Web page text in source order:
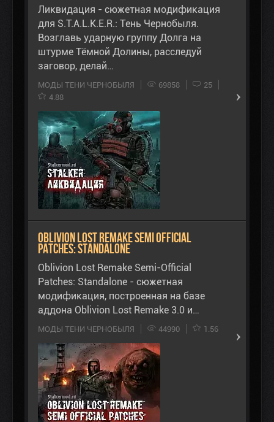
Ликвидация - сюжетная модификация
для S.T.A.L.K.E.R.: Тень Чернобыля.
Возглавь ударную группу Долга на
штурме Тёмной Долины, расследуй
заговор, делай…
МОДЫ ТЕНИ ЧЕРНОБЫЛЯ 69858
25
4.88
Oblivion Lost Remake Semi Official
Patches: Standalone
Oblivion Lost Remake Semi-Official
Patches: Standalone - сюжетная
модификация, построенная на базе
аддона Oblivion Lost Remake 3.0 и…
МОДЫ ТЕНИ ЧЕРНОБЫЛЯ 44990 1.56